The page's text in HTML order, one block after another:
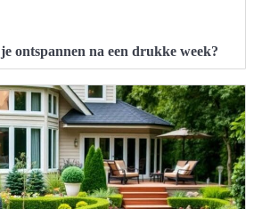
ontspannen na een drukke week?